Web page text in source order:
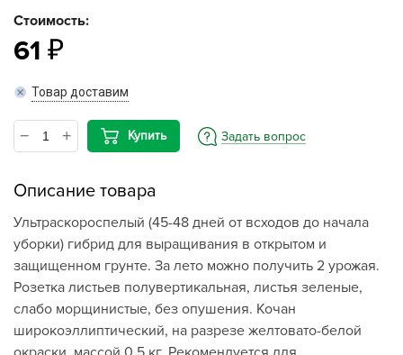
Стоимость:
61
Товар доставим
Купить Задать вопрос
Описание товара
Ультраскороспелый (45-48 дней от всходов до начала
уборки) гибрид для выращивания в открытом и
защищенном грунте. За лето можно получить 2 урожая.
Розетка листьев полувертикальная, листья зеленые,
слабо морщинистые, без опушения. Кочан
широкоэллиптический, на разрезе желтовато-белой